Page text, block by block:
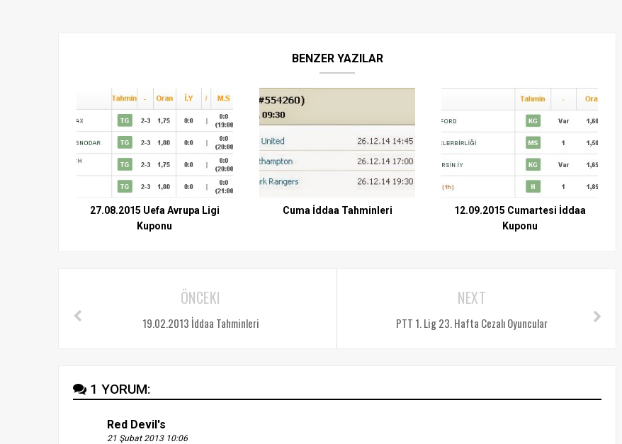
BENZER YAZILAR
27.08.2015 Uefa Avrupa Ligi
Kuponu
Cuma İddaa Tahminleri
12.09.2015 Cumartesi İddaa
Kuponu
NEXT
PTT 1. Lig 23. Hafta Cezalı Oyuncular
ÖNCEKI
19.02.2013 İddaa Tahminleri
1 YORUM:
Red Devil's
21 Şubat 2013 10:06